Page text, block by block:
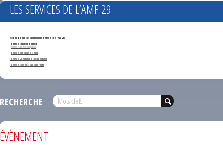
LES SERVICES DE L’AMF 29
Accédez en un clic aux principaux services de l'AMF 29 :
- Services marchés publics :
*Annonces de marchés publics
-Service formation des élus
- Service Orientation et documentation
- Services ouverts aux adhérents
RECHERCHE
ÉVÈNEMENT